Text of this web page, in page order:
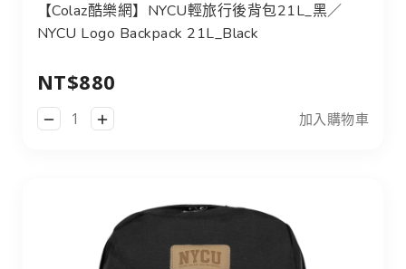
【Colaz酷樂網】NYCU輕旅行後背包21L_黑／
NYCU Logo Backpack 21L_Black
NT$880
加入購物車